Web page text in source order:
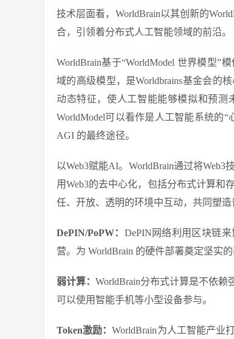
技术层面看，WorldBrain以其创新的
合，引领着分布式人工智能领域的前沿。
WorldBrain基于“WorldModel 世界模型”
域的高级模型，是Worldbrains基金会的
动态特征，使人工智能能够模拟和预测
WorldModel可以看作是人工智能系统的
AGI 的最终途径。
以Web3赋能AI。WorldBrain通过将
用Web3的去中心化，包括分布式计算和
任、开放、透明的环境中互动，共同塑造
DePIN/PoPW： DePIN网络利用区块链
营。为 WorldBrain 的硬件部署奠定坚实的
弱计算： WorldBrain分布式计算是不依
可以使用智能手机等小型设备参与。
Token激励：WorldBrain为人工智能产业